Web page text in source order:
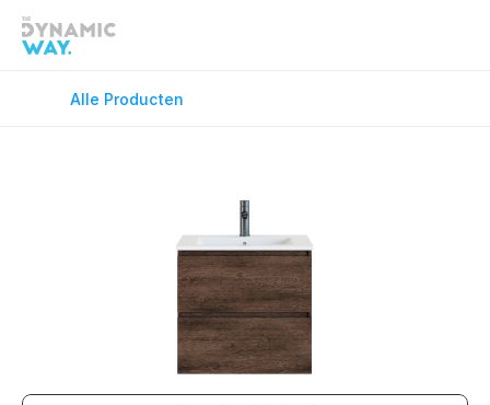
Keukenkranen
Vloerverwarming
Wastafelkranen
Alle Producten